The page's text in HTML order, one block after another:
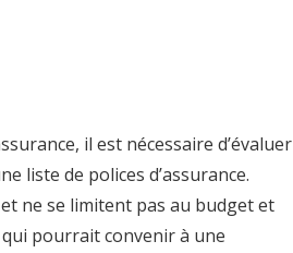
il est nécessaire d’évaluer
liste de polices d’assurance.
ne se limitent pas au budget et
pourrait convenir à une